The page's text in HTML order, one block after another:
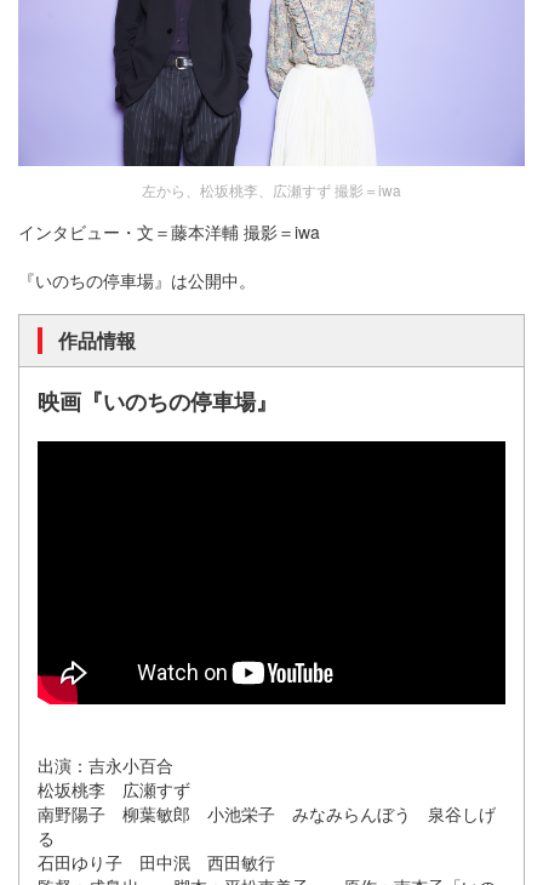
左から、松坂桃李、広瀬すず 撮影＝iwa
インタビュー・文＝藤本洋輔 撮影＝iwa
『いのちの停車場』は公開中。
作品情報
映画『いのちの停車場』
出演：吉永小百合
松坂桃李 広瀬すず
南野陽子 柳葉敏郎 小池栄子 みなみらんぼう 泉谷しげ
る
石田ゆり子 田中泯 西田敏行